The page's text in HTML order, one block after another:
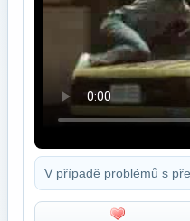
V případě problémů s